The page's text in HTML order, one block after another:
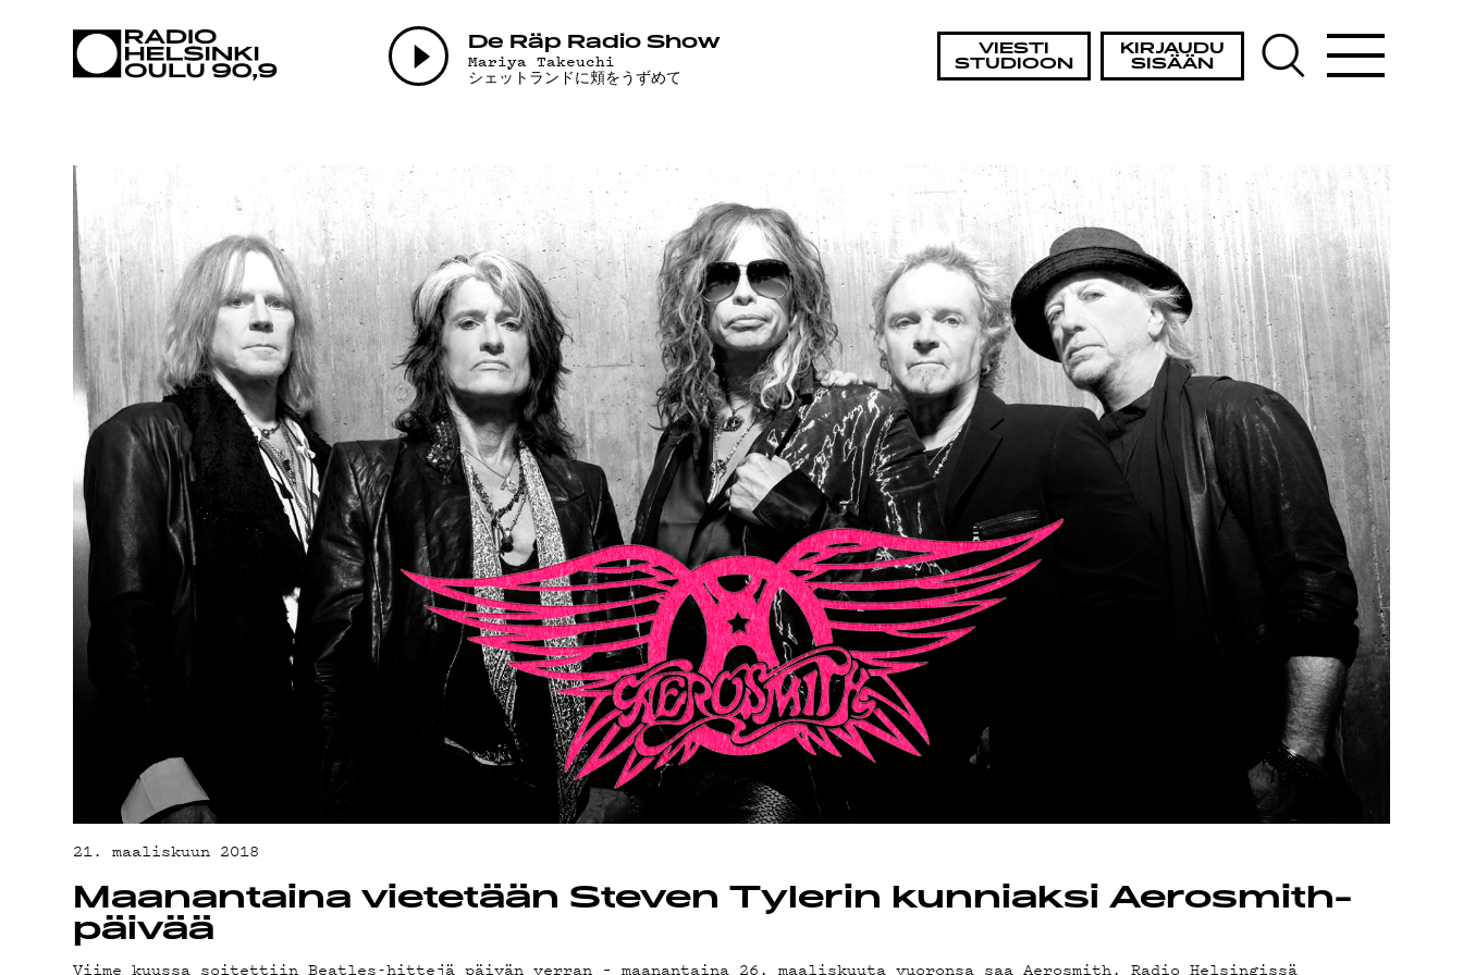
VIESTI
STUDIOON
KIRJAUDU
SISÄÄN
De Räp Radio Show
Mariya Takeuchi
シェットランドに頬をうずめて
AJANKOHTAISTA
OHJELMAT
TEKIJÄT
ON-DEMAND
PODCAST
MAINOSTA
YHTEYSTIEDOT
G LIVELAB
YSTÄVÄKLUBI
TIETOSUOJA
21. maaliskuun 2018
Maanantaina vietetään Steven Tylerin kunniaksi Aerosmith-
päivää
Viime kuussa soitettiin Beatles-hittejä päivän verran – maanantaina 26. maaliskuuta vuoronsa saa Aerosmith. Radio Helsingissä